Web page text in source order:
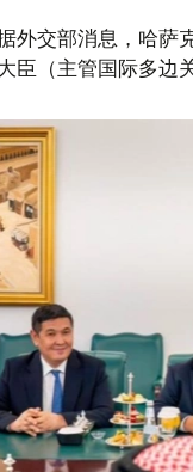
外交部消息，哈萨
（主管国际多边